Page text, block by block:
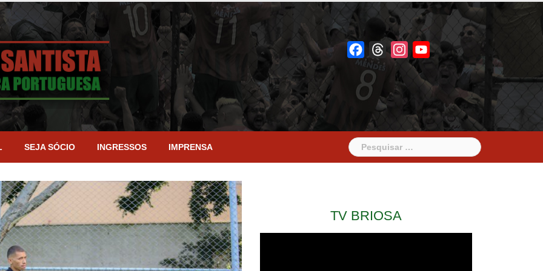
FacebookThreadsInstagramYouTube
SEJA SÓCIO INGRESSOS IMPRENSA
Pesquisar
por:
TV BRIOSA